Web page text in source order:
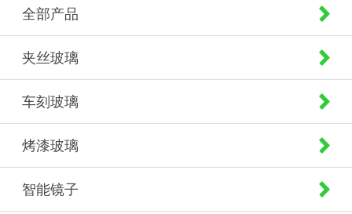
全部产品
夹丝玻璃
车刻玻璃
烤漆玻璃
智能镜子